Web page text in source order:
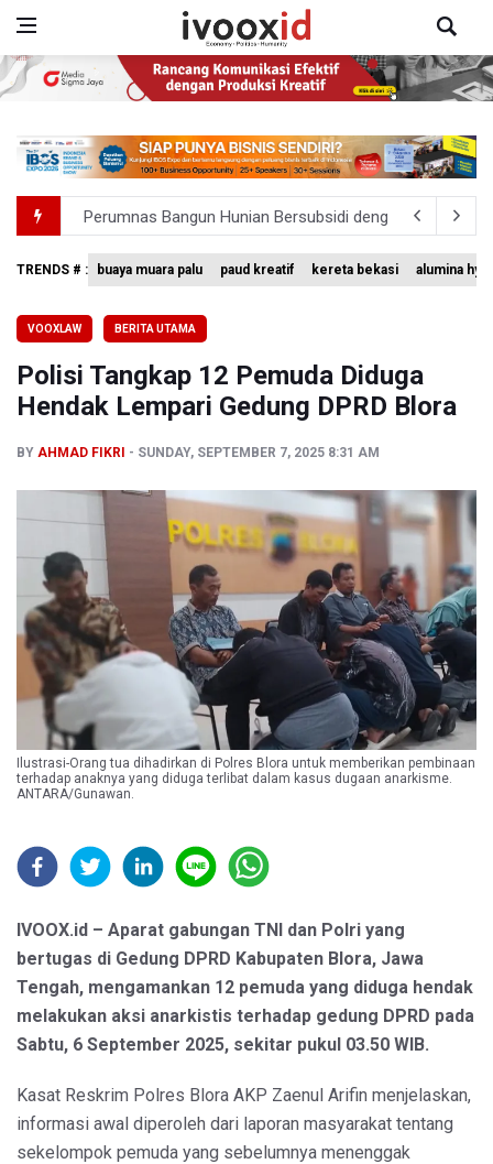
Perumnas Bangun Hunian Bersubsidi dengan Konsep
Bank Indonesia Sebut Cadangan Devisa Akhir Juli
Pendakian Gunung Gede Pangrango Ditutup karena
Menkomdigi Sebut Kehadiran AI Factory Perkuat Posisi
TRENDS # : buaya muara palu paud kreatif kereta bekasi alumina
VOOXLAW BERITA UTAMA
Polisi Tangkap 12 Pemuda Diduga
Hendak Lempari Gedung DPRD Blora
BY AHMAD FIKRI SUNDAY, SEPTEMBER 7, 2025 8:31 AM
Ilustrasi-Orang tua dihadirkan di Polres Blora untuk memberikan pembinaan
terhadap anaknya yang diduga terlibat dalam kasus dugaan anarkisme.
ANTARA/Gunawan.
IVOOX.id – Aparat gabungan TNI dan Polri yang
bertugas di Gedung DPRD Kabupaten Blora, Jawa
Tengah, mengamankan 12 pemuda yang diduga hendak
melakukan aksi anarkistis terhadap gedung DPRD pada
Sabtu, 6 September 2025, sekitar pukul 03.50 WIB.
Kasat Reskrim Polres Blora AKP Zaenul Arifin menjelaskan,
informasi awal diperoleh dari laporan masyarakat tentang
sekelompok pemuda yang sebelumnya menenggak